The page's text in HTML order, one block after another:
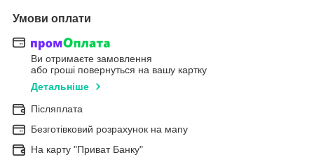
Умови оплати
Ви отримаєте замовлення
або гроші повернуться на вашу картку
Детальніше
Післяплата
Безготівковий розрахунок на мапу
На карту "Приват Банку"